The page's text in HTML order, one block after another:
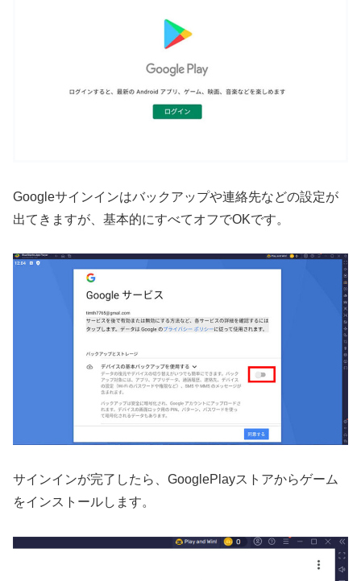
Googleサインインはバックアップや連絡先などの設定が
出てきますが、基本的にすべてオフでOKです。
サインインが完了したら、GooglePlayストアからゲーム
をインストールします。